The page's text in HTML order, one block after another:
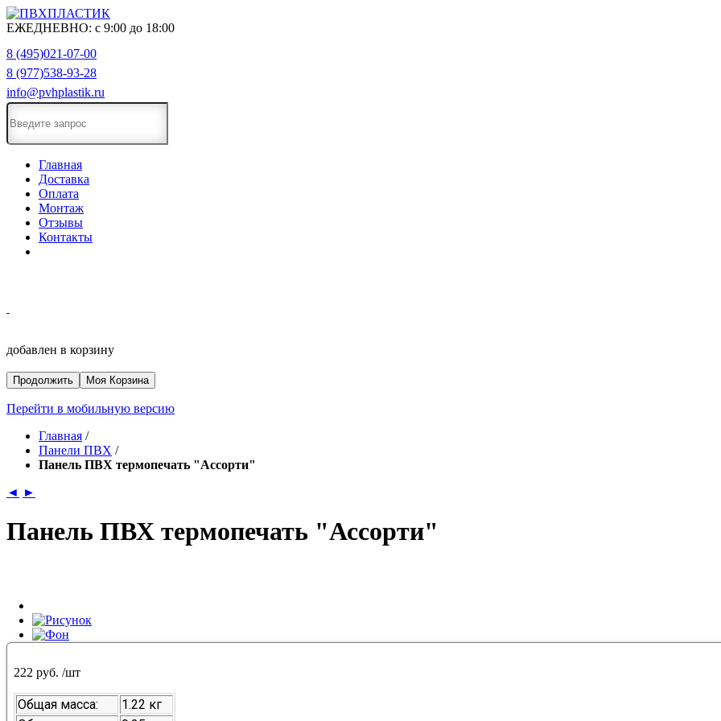
ЕЖЕДНЕВНО: с 9:00 до 18:00
8 (495)021-07-00
8 (977)538-93-28
info@pvhplastik.ru
Главная
Доставка
Оплата
Монтаж
Отзывы
Контакты
добавлен в корзину
Продолжить Моя Корзина
Перейти в мобильную версию
Главная /
Панели ПВХ /
Панель ПВХ термопечать "Ассорти"
◄ ►
Панель ПВХ термопечать "Ассорти"
222 руб. /шт
Общая масса:
1.22 кг